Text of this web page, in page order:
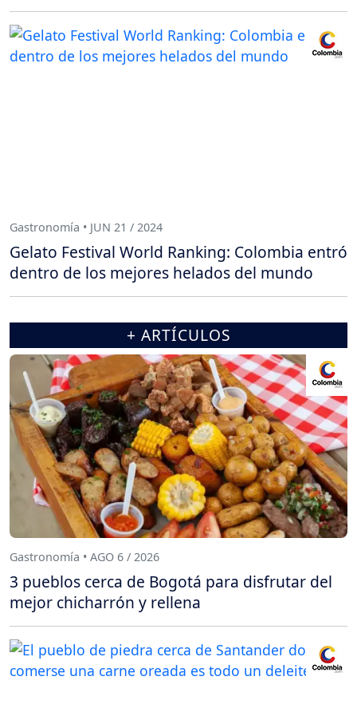
Gastronomía • JUN 21 / 2024
Gelato Festival World Ranking: Colombia entró
dentro de los mejores helados del mundo
+ ARTÍCULOS
Gastronomía • AGO 6 / 2026
3 pueblos cerca de Bogotá para disfrutar del
mejor chicharrón y rellena